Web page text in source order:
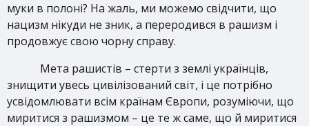
муки в полоні? На жаль, ми можемо свідчити, що
нацизм нікуди не зник, а переродився в рашизм і
продовжує свою чорну справу.
Мета рашистів – стерти з землі українців,
знищити увесь цивілізований світ, і це потрібно
усвідомлювати всім країнам Європи, розуміючи, що
миритися з рашизмом – це те ж саме, що й миритися